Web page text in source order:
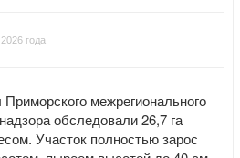
года
межрегионального
обследовали 26,7 га
Участок полностью зарос